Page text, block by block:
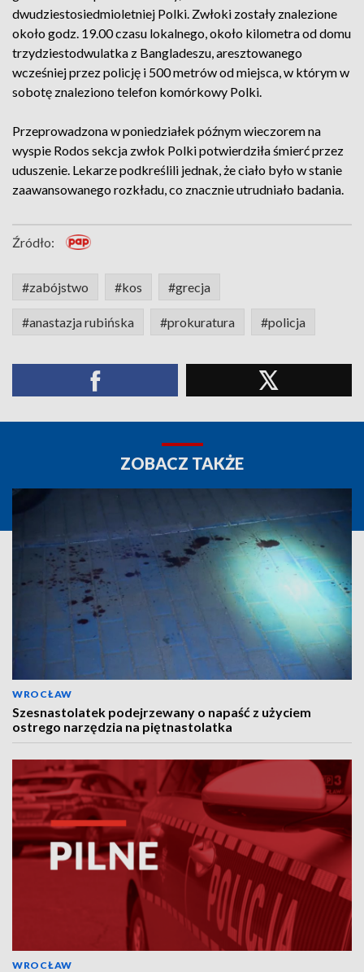
dwudziestosiedmioletniej Polki. Zwłoki zostały znalezione
około godz. 19.00 czasu lokalnego, około kilometra od domu
trzydziestodwulatka z Bangladeszu, aresztowanego
wcześniej przez policję i 500 metrów od miejsca, w którym w
sobotę znaleziono telefon komórkowy Polki.
Przeprowadzona w poniedziałek późnym wieczorem na
wyspie Rodos sekcja zwłok Polki potwierdziła śmierć przez
uduszenie. Lekarze podkreślili jednak, że ciało było w stanie
zaawansowanego rozkładu, co znacznie utrudniało badania.
Źródło:
#zabójstwo #kos #grecja
#anastazja rubińska #prokuratura #policja
ZOBACZ TAKŻE
WROCŁAW
Szesnastolatek podejrzewany o napaść z użyciem
ostrego narzędzia na piętnastolatka
WROCŁAW